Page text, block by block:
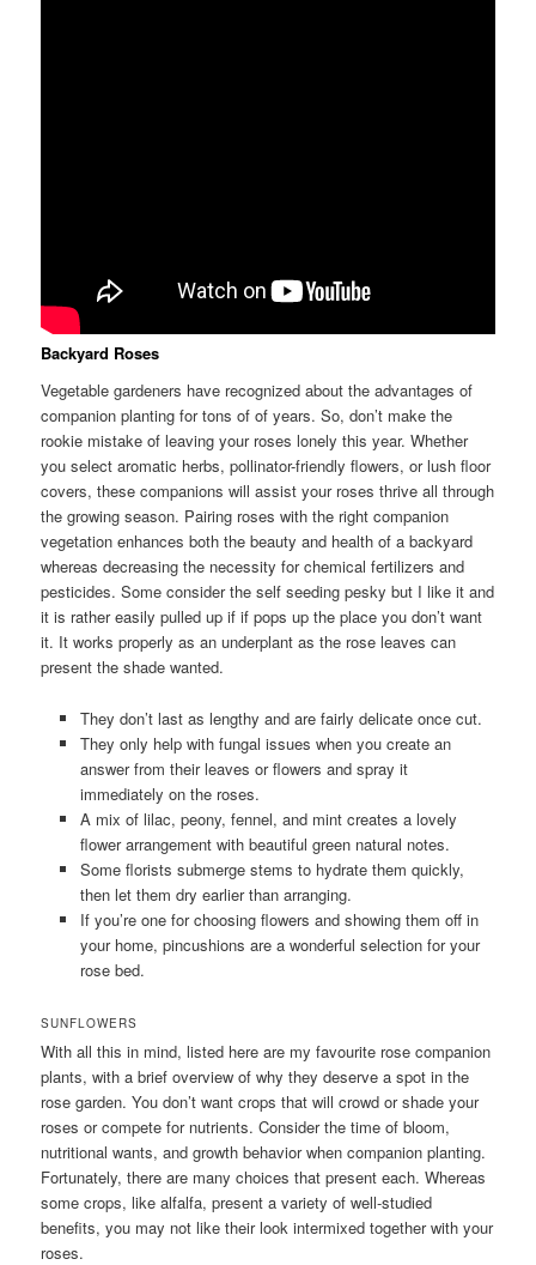
Backyard Roses
Vegetable gardeners have recognized about the advantages of
companion planting for tons of of years. So, don’t make the
rookie mistake of leaving your roses lonely this year. Whether
you select aromatic herbs, pollinator-friendly flowers, or lush floor
covers, these companions will assist your roses thrive all through
the growing season. Pairing roses with the right companion
vegetation enhances both the beauty and health of a backyard
whereas decreasing the necessity for chemical fertilizers and
pesticides. Some consider the self seeding pesky but I like it and
it is rather easily pulled up if if pops up the place you don’t want
it. It works properly as an underplant as the rose leaves can
present the shade wanted.
They don’t last as lengthy and are fairly delicate once cut.
They only help with fungal issues when you create an
answer from their leaves or flowers and spray it
immediately on the roses.
A mix of lilac, peony, fennel, and mint creates a lovely
flower arrangement with beautiful green natural notes.
Some florists submerge stems to hydrate them quickly,
then let them dry earlier than arranging.
If you’re one for choosing flowers and showing them off in
your home, pincushions are a wonderful selection for your
rose bed.
SUNFLOWERS
With all this in mind, listed here are my favourite rose companion
plants, with a brief overview of why they deserve a spot in the
rose garden. You don’t want crops that will crowd or shade your
roses or compete for nutrients. Consider the time of bloom,
nutritional wants, and growth behavior when companion planting.
Fortunately, there are many choices that present each. Whereas
some crops, like alfalfa, present a variety of well-studied
benefits, you may not like their look intermixed together with your
roses.